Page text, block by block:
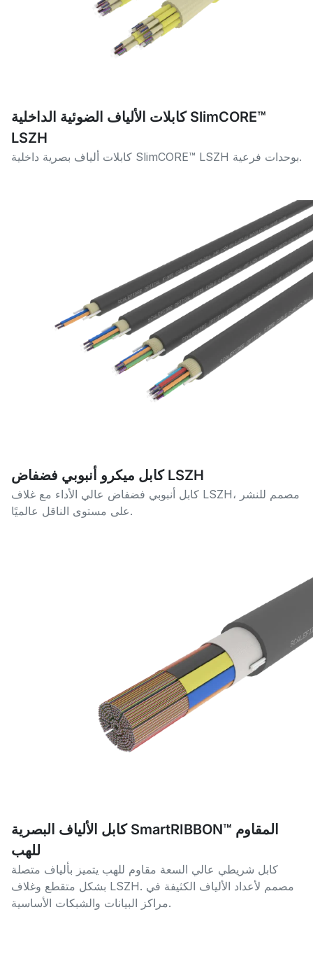
كابلات الألياف الضوئية الداخلية SlimCORE™
LSZH
كابلات ألياف بصرية داخلية SlimCORE™ LSZH بوحدات فرعية.
كابل ميكرو أنبوبي فضفاض LSZH
كابل أنبوبي فضفاض عالي الأداء مع غلاف LSZH، مصمم للنشر
على مستوى الناقل عالميًا.
كابل الألياف البصرية SmartRIBBON™ المقاوم
للهب
كابل شريطي عالي السعة مقاوم للهب يتميز بألياف متصلة
بشكل متقطع وغلاف LSZH. مصمم لأعداد الألياف الكثيفة في
مراكز البيانات والشبكات الأساسية.